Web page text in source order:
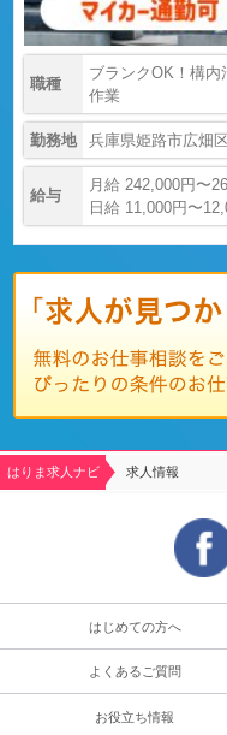
職種
ブランクOK！構内
作業
勤務地 兵庫県姫路市広畑
給与
月給 242,000円〜
日給 11,000円〜
はりま求人ナビ 求人情報
はじめての方へ
よくあるご質問
お役立ち情報